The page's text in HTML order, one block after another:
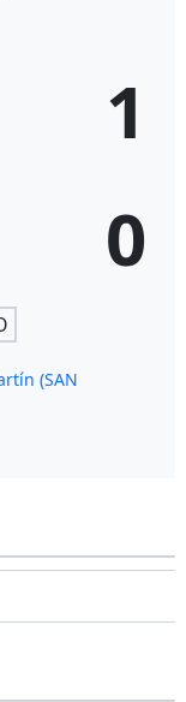
1
0
(SAN